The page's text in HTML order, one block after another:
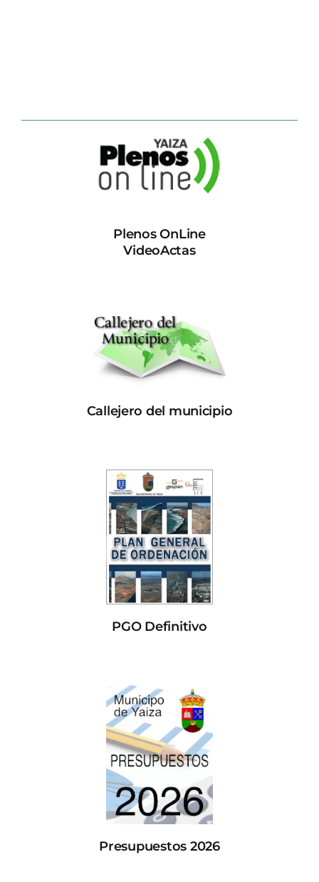
Plenos OnLine
VideoActas
Callejero del municipio
PGO Definitivo
Presupuestos 2026